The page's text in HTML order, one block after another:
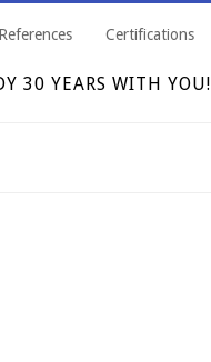
30 YEARS WITH YOU!
References Certifications